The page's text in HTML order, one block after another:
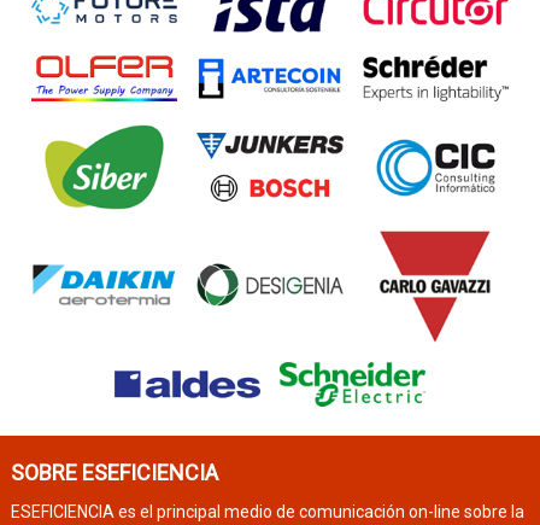
SOBRE ESEFICIENCIA
ESEFICIENCIA es el principal medio de comunicación on-line sobre la